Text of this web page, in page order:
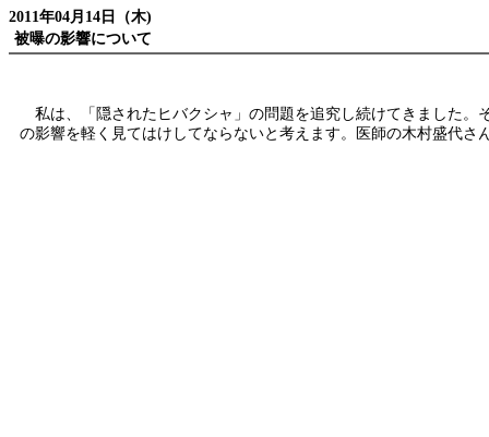
2011年04月14日（木)
被曝の影響について
私は、「隠されたヒバクシャ」の問題を追究し続けてきました。
の影響を軽く見てはけしてならないと考えます。医師の木村盛代さ